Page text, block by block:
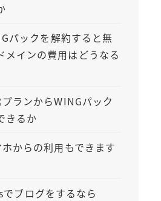
パックを解約すると無
メインの費用はどうなる
ランからWINGパック
きるか
からの利用もできます
ブログをするなら